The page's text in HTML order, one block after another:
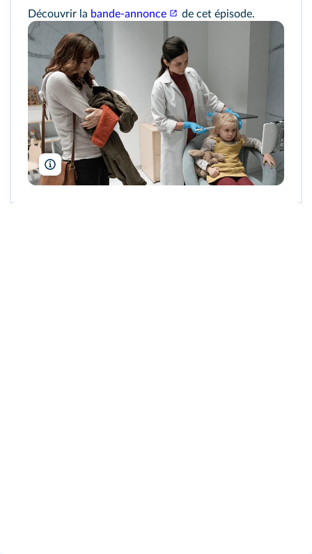
Découvrir la bande-annonce de cet épisode.
Netflix/Christophel